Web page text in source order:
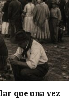
que una vez